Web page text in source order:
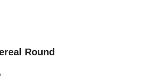
Round